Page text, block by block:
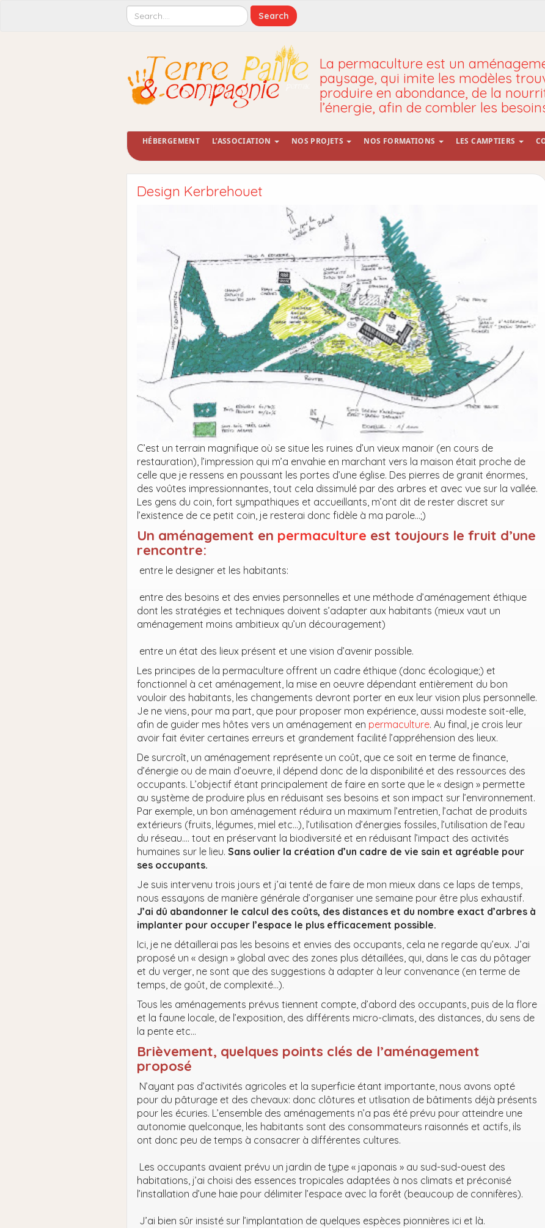
La permaculture est un
paysage, qui imite les modèles
produire en abondance, de la
l’énergie, afin de combler les
HÉBERGEMENT L’ASSOCIATION NOS PROJETS NOS FORMATIONS LES CAMPTIERS
Design Kerbrehouet
C’est un terrain magnifique où se situe les ruines d’un vieux manoir (en cours de
restauration), l’impression qui m’a envahie en marchant vers la maison était proche de
celle que je ressens en poussant les portes d’une église. Des pierres de granit énormes,
des voûtes impressionnantes, tout cela dissimulé par des arbres et avec vue sur la vallée.
Les gens du coin, fort sympathiques et accueillants, m’ont dit de rester discret sur
l’existence de ce petit coin, je resterai donc fidèle à ma parole…;)
Un aménagement en permaculture est toujours le fruit d’une
rencontre:
entre le designer et les habitants:
entre des besoins et des envies personnelles et une méthode d’aménagement éthique
dont les stratégies et techniques doivent s’adapter aux habitants (mieux vaut un
aménagement moins ambitieux qu’un découragement)
entre un état des lieux présent et une vision d’avenir possible.
Les principes de la permaculture offrent un cadre éthique (donc écologique;) et
fonctionnel à cet aménagement, la mise en oeuvre dépendant entièrement du bon
vouloir des habitants, les changements devront porter en eux leur vision plus personnelle.
Je ne viens, pour ma part, que pour proposer mon expérience, aussi modeste soit-elle,
afin de guider mes hôtes vers un aménagement en permaculture. Au final, je crois leur
avoir fait éviter certaines erreurs et grandement facilité l’appréhension des lieux.
De surcroît, un aménagement représente un coût, que ce soit en terme de finance,
d’énergie ou de main d’oeuvre, il dépend donc de la disponibilité et des ressources des
occupants. L’objectif étant principalement de faire en sorte que le « design » permette
au système de produire plus en réduisant ses besoins et son impact sur l’environnement.
Par exemple, un bon aménagement réduira un maximum l’entretien, l’achat de produits
extérieurs (fruits, légumes, miel etc…), l’utilisation d’énergies fossiles, l’utilisation de l’eau
du réseau…. tout en préservant la biodiversité et en réduisant l’impact des activités
humaines sur le lieu. Sans oulier la création d’un cadre de vie sain et agréable pour
ses occupants.
Je suis intervenu trois jours et j’ai tenté de faire de mon mieux dans ce laps de temps,
nous essayons de manière générale d’organiser une semaine pour être plus exhaustif.
J’ai dû abandonner le calcul des coûts, des distances et du nombre exact d’arbres à
implanter pour occuper l’espace le plus efficacement possible.
Ici, je ne détaillerai pas les besoins et envies des occupants, cela ne regarde qu’eux. J’ai
proposé un « design » global avec des zones plus détaillées, qui, dans le cas du pôtager
et du verger, ne sont que des suggestions à adapter à leur convenance (en terme de
temps, de goût, de complexité…).
Tous les aménagements prévus tiennent compte, d’abord des occupants, puis de la flore
et la faune locale, de l’exposition, des différents micro-climats, des distances, du sens de
la pente etc…
Brièvement, quelques points clés de l’aménagement
proposé
N’ayant pas d’activités agricoles et la superficie étant importante, nous avons opté
pour du pâturage et des chevaux: donc clôtures et utlisation de bâtiments déjà présents
pour les écuries. L’ensemble des aménagements n’a pas été prévu pour atteindre une
autonomie quelconque, les habitants sont des consommateurs raisonnés et actifs, ils
ont donc peu de temps à consacrer à différentes cultures.
Les occupants avaient prévu un jardin de type « japonais » au sud-sud-ouest des
habitations, j’ai choisi des essences tropicales adaptées à nos climats et préconisé
l’installation d’une haie pour délimiter l’espace avec la forêt (beaucoup de connifères).
J’ai bien sûr insisté sur l’implantation de quelques espèces pionnières ici et là.